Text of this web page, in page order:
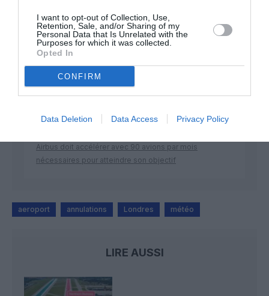
I want to opt-out of Collection, Use,
Retention, Sale, and/or Sharing of my
Personal Data that Is Unrelated with the
Purposes for which it was collected.
Opted In
CONFIRM
Data Deletion Data Access Privacy Policy
DERNIERS COMMENTAIRES
Bizness
Pointe‑à‑Pitre – Panama City : Air France ouvre un pont
aérien vers l’Amérique latine
Airbus doit accélérer avec 90 avions par mois
nécessaires pour atteindre son objectif
aeroport annulations Londres météo
LIRE AUSSI